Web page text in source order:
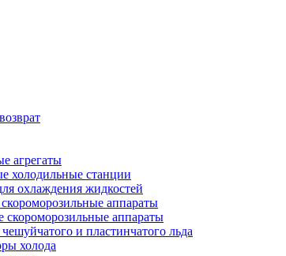
агрегаты
холодильные станции
охлаждения жидкостей
аппараты
скороморозильные аппараты
и пластинчатого льда
холода